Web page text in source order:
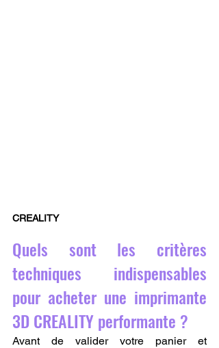
CREALITY
Quels sont les critères
techniques indispensables
pour acheter une imprimante
3D CREALITY performante ?
Avant de valider votre panier et